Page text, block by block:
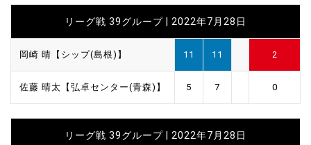
リーグ戦 39グループ | 2022年7月28日
岡崎 晴【シップ(島根)】 11 11 2
佐藤 晴太【弘卓センター(青森)】 5 7 0
リーグ戦 39グループ | 2022年7月28日